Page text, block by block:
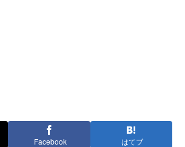
Facebook はてブ